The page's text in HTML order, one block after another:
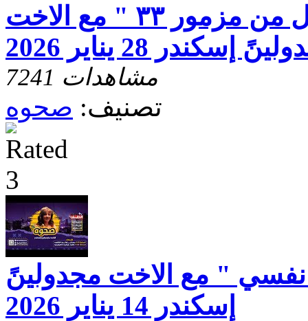
برنامج صحوه " تأمل من مزمور ٣٣ " مع الاخت
إسكندر 28 يناير 2026
7241 مشاهدات
تصنيف: صحوه
" مع الاخت مجدولينً
إسكندر 14 يناير 2026